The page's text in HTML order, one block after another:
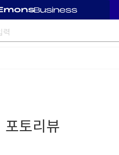
포토리뷰